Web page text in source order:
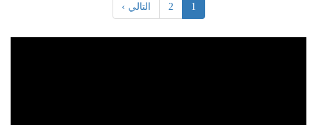
1
2 التالي ›